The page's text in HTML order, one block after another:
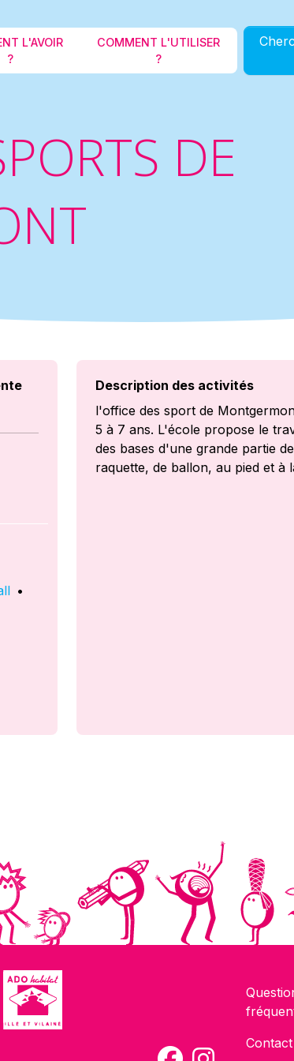
L'AVOIR
?
COMMENT L'UTILISER
?
DE
•
Description des activités
l'office des sport de
5 à 7 ans. L'école propose le
des bases d'une grande partie
raquette, de ballon, au pied et à
Contact